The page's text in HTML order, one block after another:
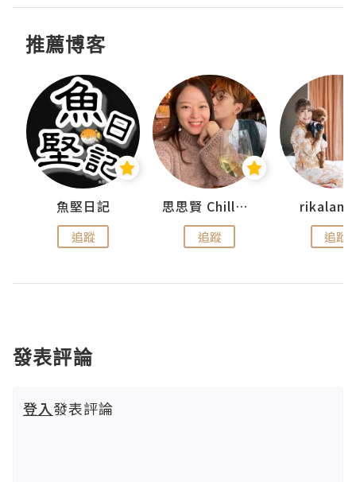
推薦博客
魚堅日記
追蹤
思思賢 ChillMyBabe
追蹤 追蹤
發表評論
登入發表評論